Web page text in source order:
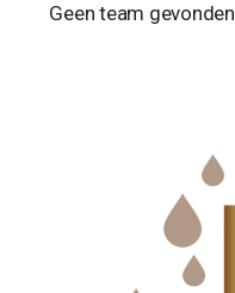
Geen team gevonden